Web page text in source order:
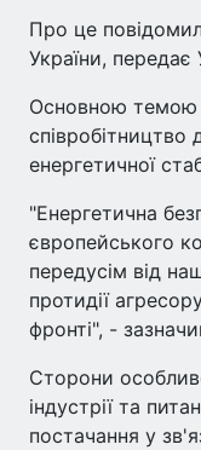
Про це
України, передає
Основною темою
енергетичної
"Енергетична
європейського
передусім від
протидії
фронті", -
Сторони
індустрії та
постачання у